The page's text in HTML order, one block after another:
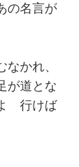
の名言が
かれ、
が道とな
行けば